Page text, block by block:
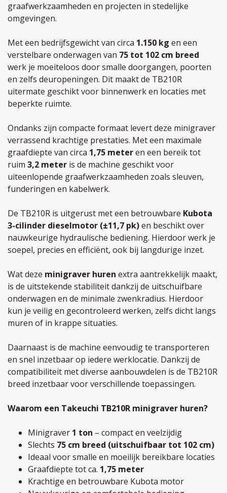
graafwerkzaamheden en projecten in stedelijke
omgevingen.
Met een bedrijfsgewicht van circa 1.150 kg en een
verstelbare onderwagen van 75 tot 102 cm breed
werk je moeiteloos door smalle doorgangen, poorten
en zelfs deuropeningen. Dit maakt de TB210R
uitermate geschikt voor binnenwerk en locaties met
beperkte ruimte.
Ondanks zijn compacte formaat levert deze minigraver
verrassend krachtige prestaties. Met een maximale
graafdiepte van circa 1,75 meteren een bereik tot
ruim 3,2 meter is de machine geschikt voor
uiteenlopende graafwerkzaamheden zoals sleuven,
funderingen en kabelwerk.
De TB210R is uitgerust met een betrouwbare Kubota
3-cilinder dieselmotor (±11,7 pk)en beschikt over
nauwkeurige hydraulische bediening. Hierdoor werk je
soepel, precies en efficiënt, ook bij langdurige inzet.
Wat deze minigraver huren extra aantrekkelijk maakt,
is de uitstekende stabiliteit dankzij de uitschuifbare
onderwagen en de minimale zwenkradius. Hierdoor
kun je veilig en gecontroleerd werken, zelfs dicht langs
muren of in krappe situaties.
Daarnaast is de machine eenvoudig te transporteren
en snel inzetbaar op iedere werklocatie. Dankzij de
compatibiliteit met diverse aanbouwdelen is de TB210R
breed inzetbaar voor verschillende toepassingen.
Waarom een Takeuchi TB210R minigraver huren?
Minigraver 1 ton – compact en veelzijdig
Slechts 75 cm breed (uitschuifbaar tot 102 cm)
Ideaal voor smalle en moeilijk bereikbare locaties
Graafdiepte tot ca. 1,75 meter
Krachtige en betrouwbare Kubota motor